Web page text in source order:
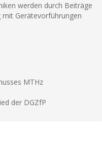
werden durch Beiträge
mit Gerätevorführungen
MTHz
der DGZfP